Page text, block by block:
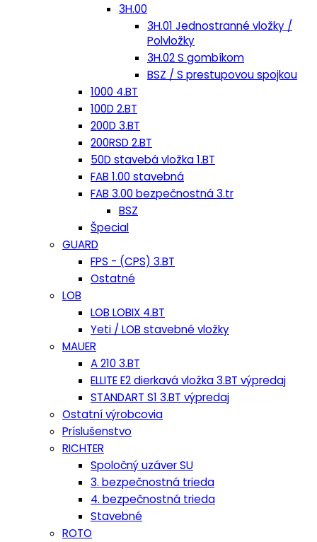
3H.00
3H.01 Jednostranné vložky /
Polvložky
3H.02 S gombíkom
BSZ / S prestupovou spojkou
1000 4.BT
100D 2.BT
200D 3.BT
200RSD 2.BT
50D stavebá vložka 1.BT
FAB 1.00 stavebná
FAB 3.00 bezpečnostná 3.tr
BSZ
Špecial
GUARD
FPS - (CPS) 3.BT
Ostatné
LOB
LOB LOBIX 4.BT
Yeti / LOB stavebné vložky
MAUER
A 210 3.BT
ELLITE E2 dierkavá vložka 3.BT výpredaj
STANDART S1 3.BT výpredaj
Ostatní výrobcovia
Príslušenstvo
RICHTER
Spoločný uzáver SU
3. bezpečnostná trieda
4. bezpečnostná trieda
Stavebné
ROTO